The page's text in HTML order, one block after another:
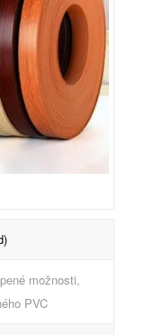
možnosti,
PVC